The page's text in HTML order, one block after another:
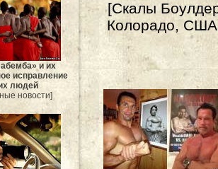
и их
исправление
людей
новости]
[Скалы
Колорадо,